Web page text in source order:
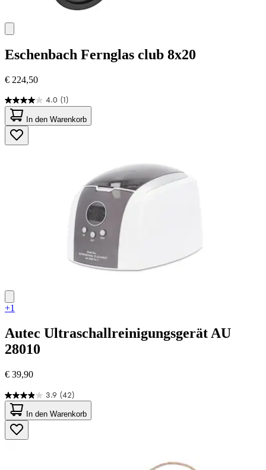
Eschenbach Fernglas club 8x20
€ 224,50
4.0 (1)
4.0
von
5
Sternen.
1
In den Warenkorb
+1
Autec Ultraschallreinigungsgerät AU
28010
€ 39,90
3.9 (42)
3.9
von
5
Sternen.
42
In den Warenkorb